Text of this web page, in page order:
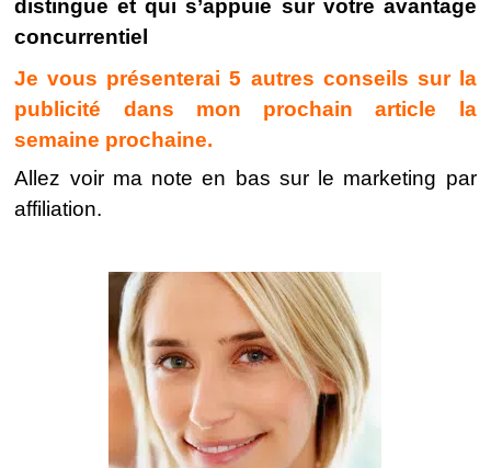
distingue et qui s’appuie sur votre avantage
concurrentiel
Je vous présenterai 5 autres conseils sur la
publicité dans mon prochain article la
semaine prochaine.
Allez voir ma note en bas sur le marketing par
affiliation.